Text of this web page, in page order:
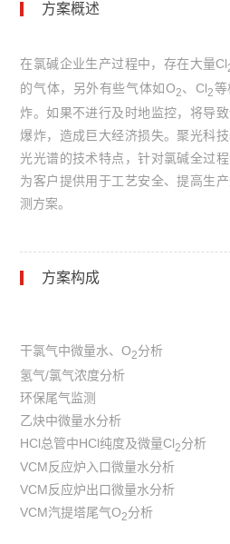
方案概述
在氯碱企业生产过程中，存在大量Cl
的气体，另外有些气体如O2、Cl2
炸。如果不进行及时地监控，将导
爆炸，造成巨大经济损失。聚光科
光光谱的技术特点，针对氯碱全过
为客户提供用于工艺安全、提高生
测方案。
方案构成
干氯气中微量水、O2分析
氢气/氯气浓度分析
环保尾气监测
乙炔中微量水分析
HCl总管中HCl纯度及微量Cl2分析
VCM反应炉入口微量水分析
VCM反应炉出口微量水分析
VCM汽提塔尾气O2分析